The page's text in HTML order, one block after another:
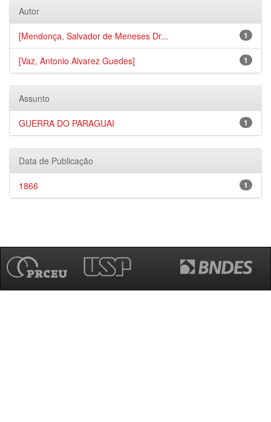
Autor
1
[Mendonça, Salvador de Meneses Dr...
1
[Vaz, Antonio Alvarez Guedes]
Assunto
1
GUERRA DO PARAGUAI
Data de Publicação
1
1866